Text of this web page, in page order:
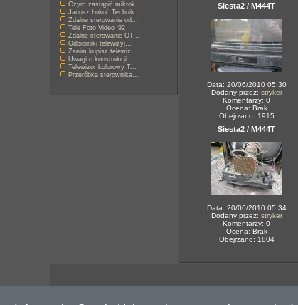
Czym zastąpić mikrok...
Janusz Łokuć Technik...
Zdalne sterowanie od...
Tele Foto Video '92
Zdalne sterowanie OT...
Odbiorniki telewizyj...
Zanim kupisz telewiz...
Uwagi o konstrukcji ...
Telewizor kolorowy T...
Przeróbka sterownika...
Siesta2 / M444T
Data: 20/06/2010 05:30
Dodany przez: stryker
Komentarzy: 0
Ocena: Brak
Obejrzano: 1915
Siesta2 / M444T
Data: 20/06/2010 05:34
Dodany przez: stryker
Komentarzy: 0
Ocena: Brak
Obejrzano: 1804